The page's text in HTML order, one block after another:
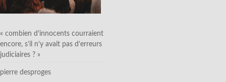
« combien d’innocents courraient
encore, s’il n’y avait pas d’erreurs
judiciaires ? »
pierre desproges